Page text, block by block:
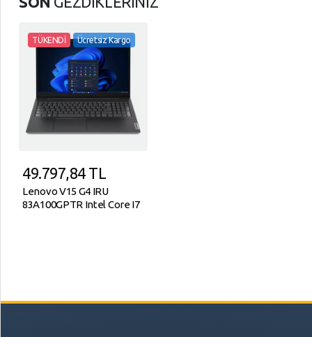
TÜKENDİ Ücretsiz Kargo
49.797,84TL
Lenovo V15 G4 IRU
83A100GPTR Intel Core I7